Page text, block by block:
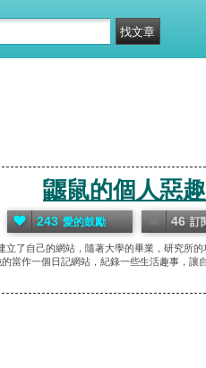
鼴鼠的個人惡
了自己的網站，隨著大學的畢業，研究所
的當作一個日記網站，紀錄一些生活趣事，讓
243 愛的鼓勵 46 訂